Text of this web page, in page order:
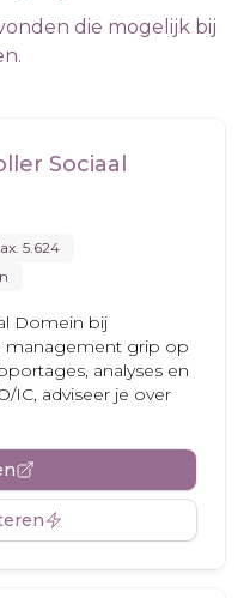
die mogelijk bij
Sociaal
5.624
Domein bij
management grip op
analyses en
IC, adviseer je over